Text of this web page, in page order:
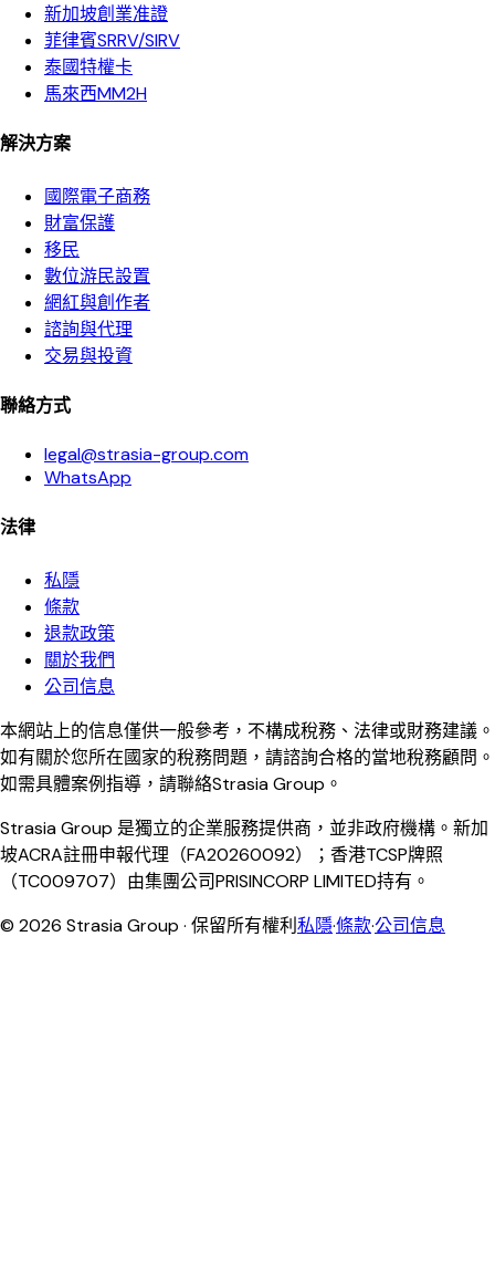
新加坡創業准證
菲律賓SRRV/SIRV
泰國特權卡
馬來西MM2H
解決方案
國際電子商務
財富保護
移民
數位游民設置
網紅與創作者
諮詢與代理
交易與投資
聯絡方式
legal@strasia-group.com
WhatsApp
法律
私隱
條款
退款政策
關於我們
公司信息
本網站上的信息僅供一般參考，不構成稅務、法律或財務建議。
如有關於您所在國家的稅務問題，請諮詢合格的當地稅務顧問。
如需具體案例指導，請聯絡Strasia Group。
Strasia Group 是獨立的企業服務提供商，並非政府機構。新加
坡ACRA註冊申報代理（FA20260092）；香港TCSP牌照
（TC009707）由集團公司PRISINCORP LIMITED持有。
© 2026 Strasia Group · 保留所有權利私隱·條款·公司信息